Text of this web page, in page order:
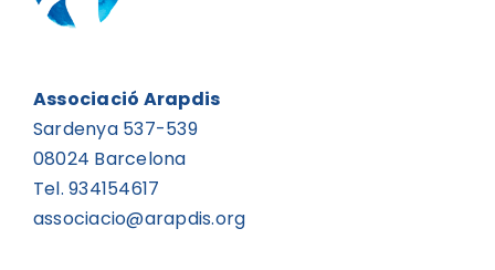
Associació Arapdis
Sardenya 537-539
08024 Barcelona
Tel. 934154617
associacio@arapdis.org